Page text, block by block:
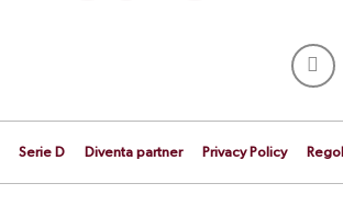
Serie D Diventa partner Privacy Policy